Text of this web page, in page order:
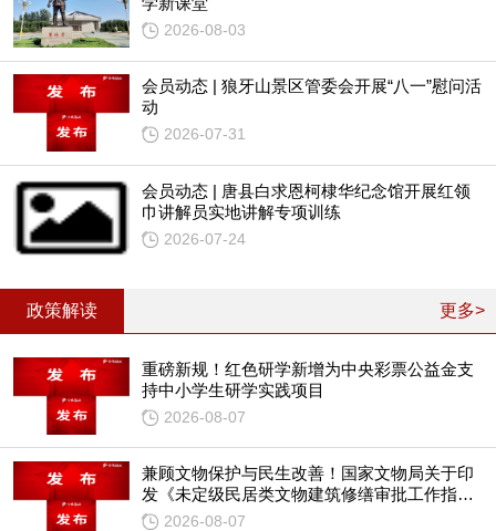
2026-08-03
会员动态 | 狼牙山景区管委会开展“八一”慰问活
动
2026-07-31
会员动态 | 唐县白求恩柯棣华纪念馆开展红领
巾讲解员实地讲解专项训练
2026-07-24
政策解读 更多>
重磅新规！红色研学新增为中央彩票公益金支
持中小学生研学实践项目
2026-08-07
兼顾文物保护与民生改善！国家文物局关于印
发《未定级民居类文物建筑修缮审批工作指引
（试行）》的通知
2026-08-07